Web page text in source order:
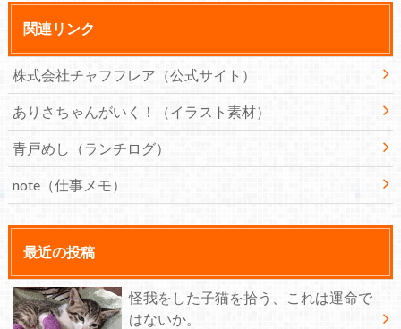
関連リンク
株式会社チャフフレア（公式サイト）
ありさちゃんがいく！（イラスト素材）
青戸めし（ランチログ）
note（仕事メモ）
最近の投稿
怪我をした子猫を拾う、これは運命で
はないか。